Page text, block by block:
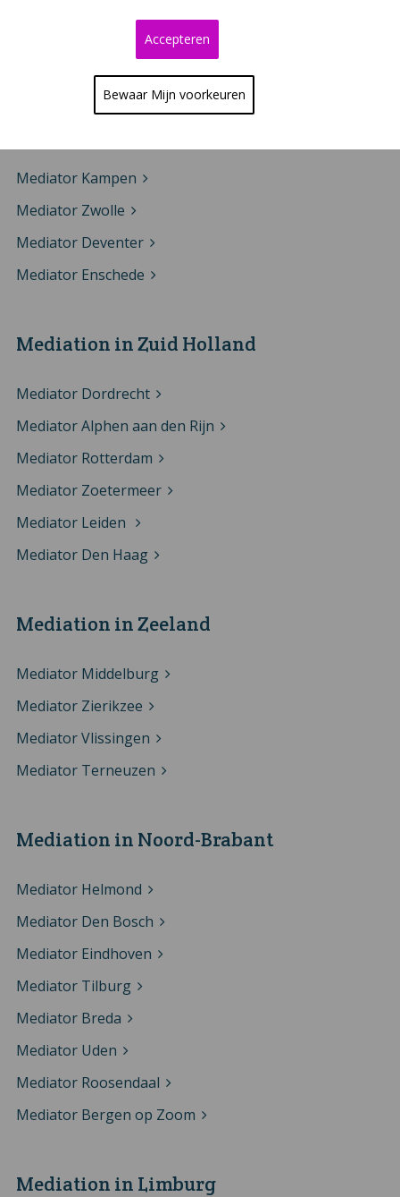
Bewaar Mijn voorkeuren
Accepteren
Mediator Hoogeveen
Mediator Kampen
Mediator Zwolle
Mediator Deventer
Mediator Enschede
Mediation in Zuid Holland
Mediator Dordrecht
Mediator Alphen aan den Rijn
Mediator Rotterdam
Mediator Zoetermeer
Mediator Leiden
Mediator Den Haag
Mediation in Zeeland
Mediator Middelburg
Mediator Zierikzee
Mediator Vlissingen
Mediator Terneuzen
Mediation in Noord-Brabant
Mediator Helmond
Mediator Den Bosch
Mediator Eindhoven
Mediator Tilburg
Mediator Breda
Mediator Uden
Mediator Roosendaal
Mediator Bergen op Zoom
Mediation in Limburg